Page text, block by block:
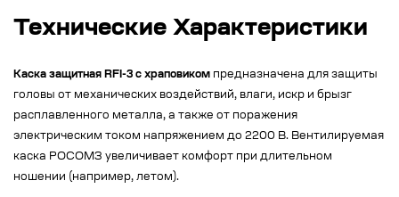
Технические Характеристики
Каска защитная RFI-3 с храповиком предназначена для защиты
головы от механических воздействий, влаги, искр и брызг
расплавленного металла, а также от поражения
электрическим током напряжением до 2200 В. Вентилируемая
каска РОСОМЗ увеличивает комфорт при длительном
ношении (например, летом).